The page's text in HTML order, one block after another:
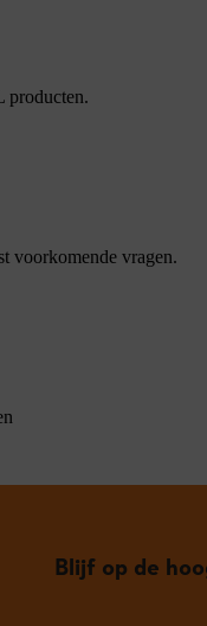
producten.
voorkomende vragen.
Blijf op de